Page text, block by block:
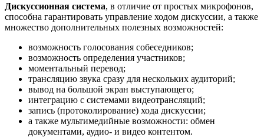
Дискуссионная система, в отличие от простых микрофонов,
способна гарантировать управление ходом дискуссии, а также
множество дополнительных полезных возможностей:
возможность голосования собеседников;
возможность определения участников;
моментальный перевод;
трансляцию звука сразу для нескольких аудиторий;
вывод на большой экран выступающего;
интеграцию с системами видеотрансляций;
запись (протоколирование) хода дискуссии;
а также мультимедийные возможности: обмен
документами, аудио- и видео контентом.